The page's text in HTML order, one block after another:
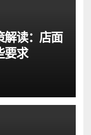
解读：店面
要求